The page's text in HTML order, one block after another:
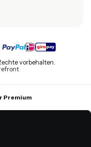
vorbehalten.
Premium